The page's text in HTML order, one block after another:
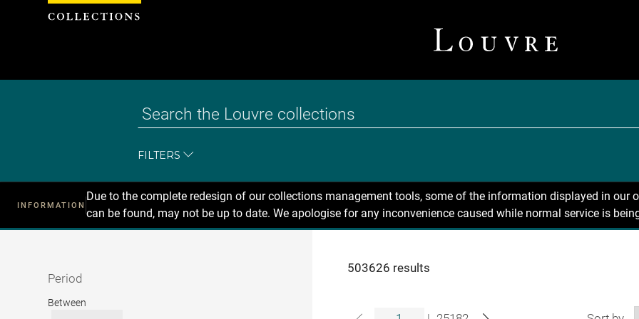
FILTERS
INFORMATION
Due to the complete redesign of our collections management tools, some of the information displayed in
can be found, may not be up to date. We apologise for any inconvenience caused while normal service is
Recherche
Period
Period
Between
503626 results
Cookies management panel